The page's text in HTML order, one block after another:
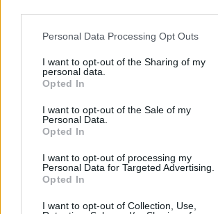
Personal Data Processing Opt Outs
I want to opt-out of the Sharing of my
personal data.
Opted In
I want to opt-out of the Sale of my
Personal Data.
Opted In
I want to opt-out of processing my
Personal Data for Targeted Advertising.
Opted In
I want to opt-out of Collection, Use,
nepriimtina civilizacija
Žmonės